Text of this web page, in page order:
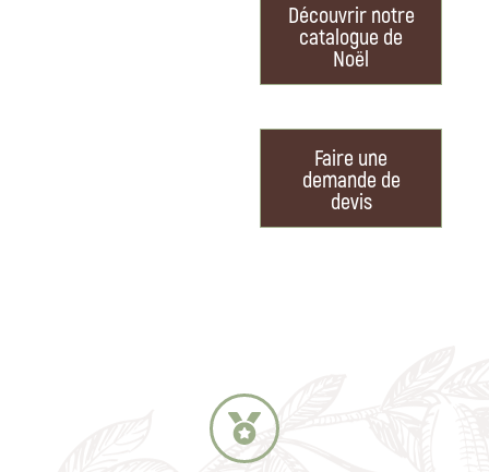
Découvrir notre
catalogue de
Noël
Faire une
demande de
devis